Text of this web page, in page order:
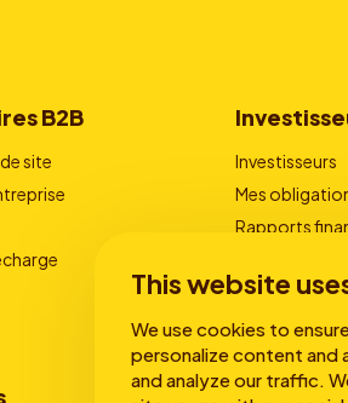
This website
We use cookies to
personalize content and
and analyze our traffic.
B2B
site
Investisseurs
Mes
Rapports